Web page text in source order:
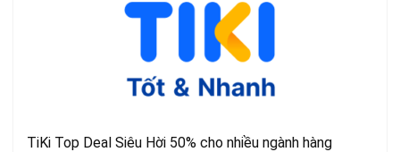
TiKi Top Deal Siêu Hời 50% cho nhiều ngành hàng